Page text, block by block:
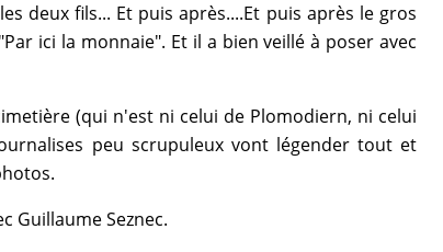
deux fils... Et puis après....Et puis après le gros
ici la monnaie". Et il a bien veillé à poser avec
(qui n'est ni celui de Plomodiern, ni celui
peu scrupuleux vont légender tout et
Guillaume Seznec.